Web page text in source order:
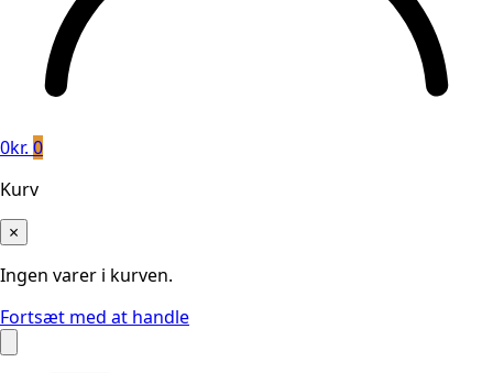
0kr. 0
Kurv
×
Ingen varer i kurven.
Fortsæt med at handle